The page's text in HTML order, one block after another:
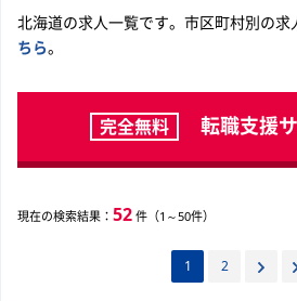
北海道の求人一覧です。市区町村別の求
ちら。
完全無料 転職支援
現在の検索結果： 52 件（1～50件）
1 2